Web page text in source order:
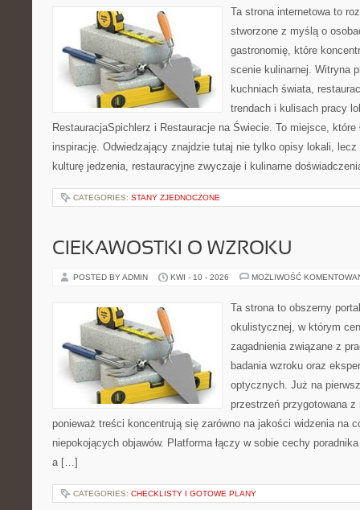
Ta strona internetowa to
stworzone z myślą o
gastronomię, które
scenie kulinarnej. Witryna
kuchniach świata,
trendach i kulisach pracy
RestauracjaSpichlerz i Restauracje na Świecie. To miejsce, które
inspirację. Odwiedzający znajdzie tutaj nie tylko opisy lokali,
kulturę jedzenia, restauracyjne zwyczaje i kulinarne
CATEGORIES: STANY ZJEDNOCZONE
CIEKAWOSTKI O WZROKU
POSTED BY ADMIN KWI - 10 - 2026 MOŻLIWOŚĆ
Ta strona to obszerny
okulistycznej, w którym
zagadnienia związane z
badania wzroku oraz
optycznych. Już na
przestrzeń przygotowana
ponieważ treści koncentrują się zarówno na jakości widzenia na
niepokojących objawów. Platforma łączy w sobie cechy
a […]
CATEGORIES: CHECKLISTY I GOTOWE PLANY